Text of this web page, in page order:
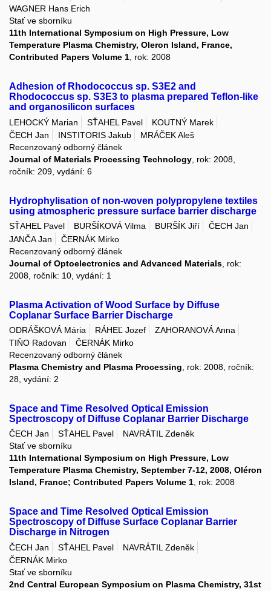
WAGNER Hans Erich
Stať ve sborníku
11th International Symposium on High Pressure, Low
Temperature Plasma Chemistry, Oleron Island, France,
Contributed Papers Volume 1, rok: 2008
Adhesion of Rhodococcus sp. S3E2 and
Rhodococcus sp. S3E3 to plasma prepared Teflon-like
and organosilicon surfaces
LEHOCKÝ Marian SŤAHEL Pavel
KOUTNÝ Marek
ČECH Jan
INSTITORIS Jakub
MRÁČEK Aleš
Recenzovaný odborný článek
Journal of Materials Processing Technology , rok: 2008,
ročník: 209, vydání: 6
Hydrophylisation of non-woven polypropylene textiles
using atmospheric pressure surface barrier discharge
SŤAHEL Pavel BURŠÍKOVÁ Vilma BURŠÍK Jiří
ČECH Jan
JANČA Jan
ČERNÁK Mirko
Recenzovaný odborný článek
Journal of Optoelectronics and Advanced Materials , rok:
2008, ročník: 10, vydání: 1
Plasma Activation of Wood Surface by Diffuse
Coplanar Surface Barrier Discharge
ODRÁŠKOVÁ Mária RÁHEĽ Jozef
ZAHORANOVÁ Anna
TIŇO Radovan
ČERNÁK Mirko
Recenzovaný odborný článek
Plasma Chemistry and Plasma Processing , rok: 2008, ročník:
28, vydání: 2
Space and Time Resolved Optical Emission
Spectroscopy of Diffuse Coplanar Barrier Discharge
ČECH Jan SŤAHEL Pavel
NAVRÁTIL Zdeněk
Stať ve sborníku
11th International Symposium on High Pressure, Low
Temperature Plasma Chemistry, September 7-12, 2008, Oléron
Island, France; Contributed Papers Volume 1, rok: 2008
Space and Time Resolved Optical Emission
Spectroscopy of Diffuse Surface Coplanar Barrier
Discharge in Nitrogen
ČECH Jan SŤAHEL Pavel
NAVRÁTIL Zdeněk
ČERNÁK Mirko
Stať ve sborníku
2nd Central European Symposium on Plasma Chemistry, 31st